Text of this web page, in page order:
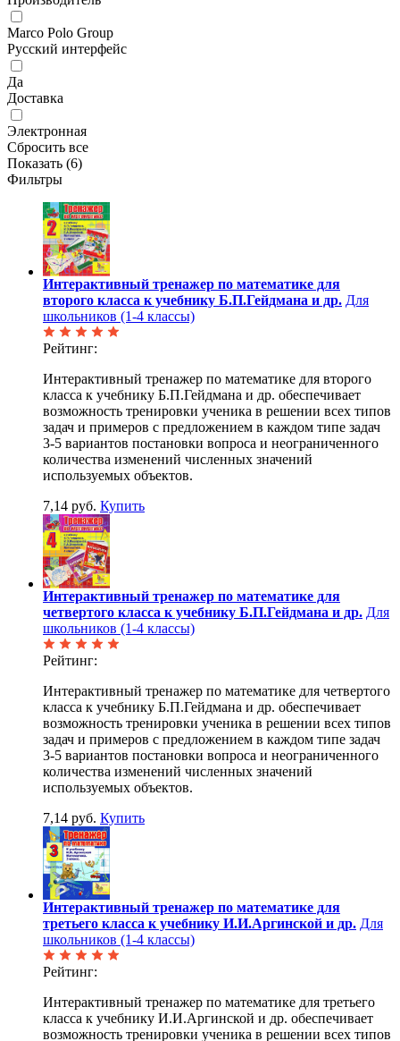
Marco Polo Group
Русский интерфейс
Да
Доставка
Электронная
Сбросить все
Показать (6)
Фильтры
Интерактивный тренажер по математике для
второго класса к учебнику Б.П.Гейдмана и др. Для
школьников (1-4 классы)
Рейтинг:
Интерактивный тренажер по математике для второго
класса к учебнику Б.П.Гейдмана и др. обеспечивает
возможность тренировки ученика в решении всех типов
задач и примеров с предложением в каждом типе задач
3-5 вариантов постановки вопроса и неограниченного
количества изменений численных значений
используемых объектов.
7,14 руб. Купить
Интерактивный тренажер по математике для
четвертого класса к учебнику Б.П.Гейдмана и др. Для
школьников (1-4 классы)
Рейтинг:
Интерактивный тренажер по математике для четвертого
класса к учебнику Б.П.Гейдмана и др. обеспечивает
возможность тренировки ученика в решении всех типов
задач и примеров с предложением в каждом типе задач
3-5 вариантов постановки вопроса и неограниченного
количества изменений численных значений
используемых объектов.
7,14 руб. Купить
Интерактивный тренажер по математике для
третьего класса к учебнику И.И.Аргинской и др. Для
школьников (1-4 классы)
Рейтинг:
Интерактивный тренажер по математике для третьего
класса к учебнику И.И.Аргинской и др. обеспечивает
возможность тренировки ученика в решении всех типов